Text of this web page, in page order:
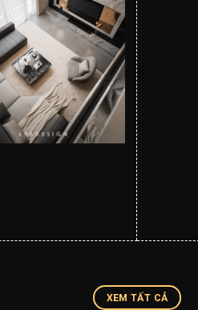
XEM TẤT CẢ